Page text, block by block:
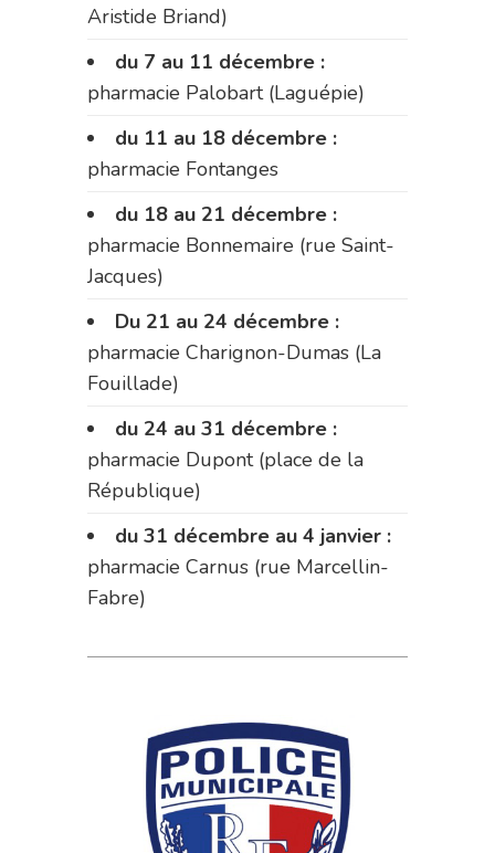
Aristide Briand)
du 7 au 11 décembre :
pharmacie Palobart (Laguépie)
du 11 au 18 décembre :
pharmacie Fontanges
du 18 au 21 décembre :
pharmacie Bonnemaire (rue Saint-
Jacques)
Du 21 au 24 décembre :
pharmacie Charignon-Dumas (La
Fouillade)
du 24 au 31 décembre :
pharmacie Dupont (place de la
République)
du 31 décembre au 4 janvier :
pharmacie Carnus (rue Marcellin-
Fabre)